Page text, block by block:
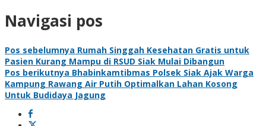
Navigasi pos
Pos sebelumnya Rumah Singgah Kesehatan Gratis untuk
Pasien Kurang Mampu di RSUD Siak Mulai Dibangun
Pos berikutnya Bhabinkamtibmas Polsek Siak Ajak Warga
Kampung Rawang Air Putih Optimalkan Lahan Kosong
Untuk Budidaya Jagung